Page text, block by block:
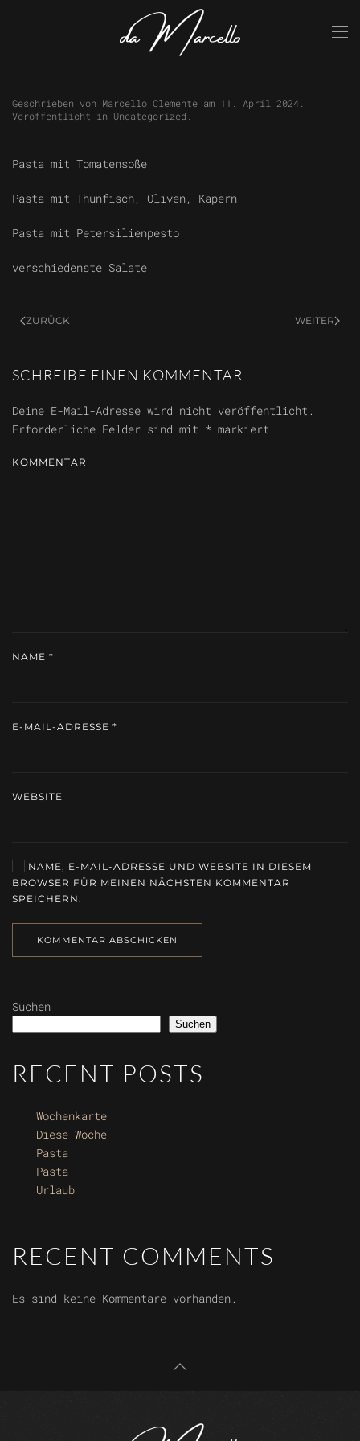
Skip to main content
Geschrieben von Marcello Clemente am 11. April 2024
Veröffentlicht in Uncategorized
Pasta mit Tomatensoße
Pasta mit Thunfisch, Oliven, Kapern
Pasta mit Petersilienpesto
verschiedenste Salate
ZURÜCK WEITER
SCHREIBE EINEN KOMMENTAR
Deine E-Mail-Adresse wird nicht veröffentlicht.
Erforderliche Felder sind mit * markiert
KOMMENTAR
NAME *
E-MAIL-ADRESSE *
WEBSITE
NAME, E-MAIL-ADRESSE UND WEBSITE IN DIESEM
BROWSER FÜR MEINEN NÄCHSTEN KOMMENTAR
SPEICHERN.
KOMMENTAR ABSCHICKEN
Suchen
Suchen
RECENT POSTS
Wochenkarte
Diese Woche
Pasta
Pasta
Urlaub
RECENT COMMENTS
Es sind keine Kommentare vorhanden.